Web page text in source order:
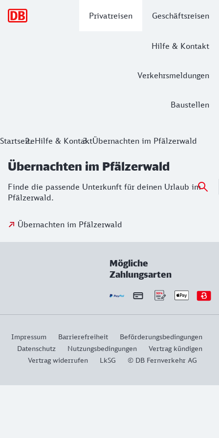
Privatreisen Geschäftsreisen
Hilfe & Kontakt
Verkehrsmeldungen
Baustellen
StartseiteHilfe & KontaktÜbernachten im Pfälzerwald
Übernachten im Pfälzerwald
Finde die passende Unterkunft für deinen Urlaub im
Pfälzerwald.
Übernachten im Pfälzerwald
Mögliche
Zahlungsarten
Impressum Barrierefreiheit
Beförderungsbedingungen
Datenschutz
Nutzungsbedingungen
Vertrag kündigen
Vertrag widerrufen
LkSG © DB Fernverkehr AG